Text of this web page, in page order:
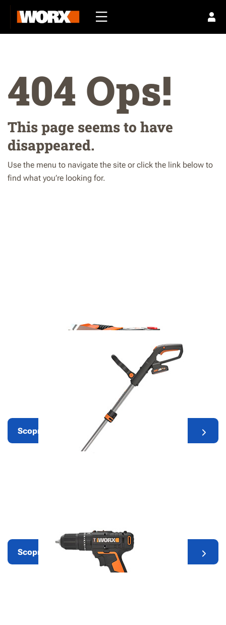
404 Ops!
This page seems to have
disappeared.
Use the menu to navigate the site or click the link below to
find what you’re looking for.
Robot rasaerba
Scopri di più
Scopri di più